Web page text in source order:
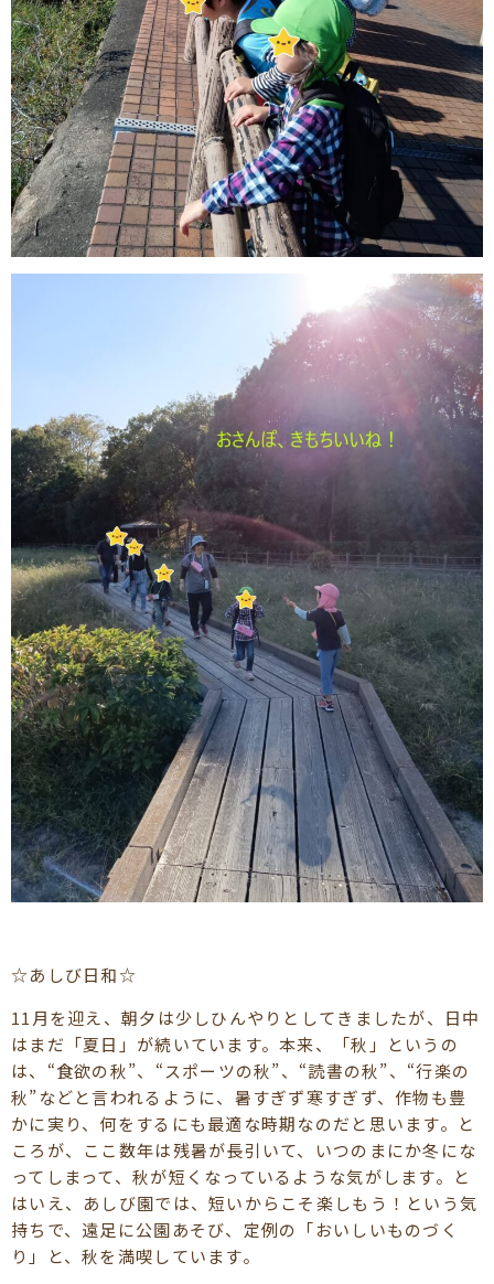
☆あしび日和☆
11月を迎え、朝夕は少しひんやりとしてきましたが、日中
はまだ「夏日」が続いています。本来、「秋」というの
は、“食欲の秋”、“スポーツの秋”、“読書の秋”、“行楽の
秋”などと言われるように、暑すぎず寒すぎず、作物も豊
かに実り、何をするにも最適な時期なのだと思います。と
ころが、ここ数年は残暑が長引いて、いつのまにか冬にな
ってしまって、秋が短くなっているような気がします。と
はいえ、あしび園では、短いからこそ楽しもう！という気
持ちで、遠足に公園あそび、定例の「おいしいものづく
り」と、秋を満喫しています。